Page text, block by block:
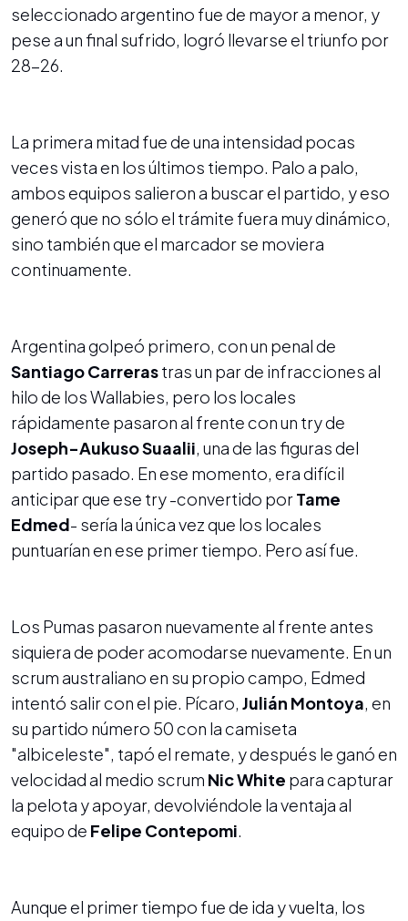
seleccionado argentino fue de mayor a menor, y
pese a un final sufrido, logró llevarse el triunfo por
28-26.
La primera mitad fue de una intensidad pocas
veces vista en los últimos tiempo. Palo a palo,
ambos equipos salieron a buscar el partido, y eso
generó que no sólo el trámite fuera muy dinámico,
sino también que el marcador se moviera
continuamente.
Argentina golpeó primero, con un penal de
Santiago Carrerastras un par de infracciones al
hilo de los Wallabies, pero los locales
rápidamente pasaron al frente con un try de
Joseph-Aukuso Suaalii, una de las figuras del
partido pasado. En ese momento, era difícil
anticipar que ese try -convertido porTame
Edmed- sería la única vez que los locales
puntuarían en ese primer tiempo. Pero así fue.
Los Pumas pasaron nuevamente al frente antes
siquiera de poder acomodarse nuevamente. En un
scrum australiano en su propio campo, Edmed
intentó salir con el pie. Pícaro, Julián Montoya, en
su partido número 50 con la camiseta
"albiceleste", tapó el remate, y después le ganó en
velocidad al medio scrum Nic White para capturar
la pelota y apoyar, devolviéndole la ventaja al
equipo de Felipe Contepomi.
Aunque el primer tiempo fue de ida y vuelta, los